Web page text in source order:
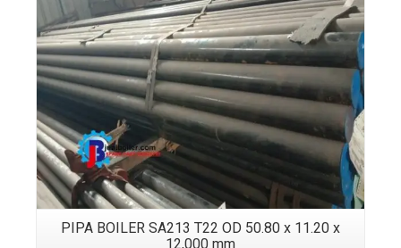
Details
PIPA BOILER SA213 T22 OD 50.80 x 11.20 x
12,000 mm